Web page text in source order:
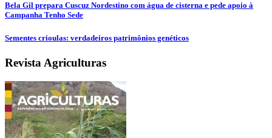
Bela Gil prepara Cuscuz Nordestino com água de cisterna e pede apoio à
Campanha Tenho Sede
Sementes crioulas: verdadeiros patrimônios genéticos
Revista Agriculturas